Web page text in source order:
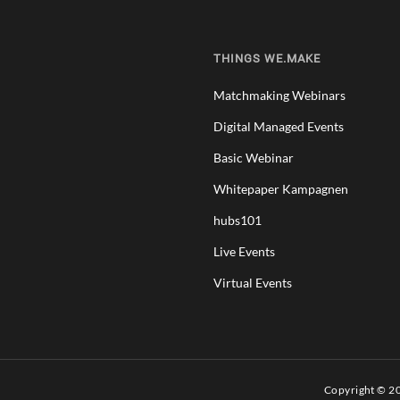
THINGS WE.MAKE
Matchmaking Webinars
Digital Managed Events
Basic Webinar
Whitepaper Kampagnen
hubs101
Live Events
Virtual Events
Copyright ©